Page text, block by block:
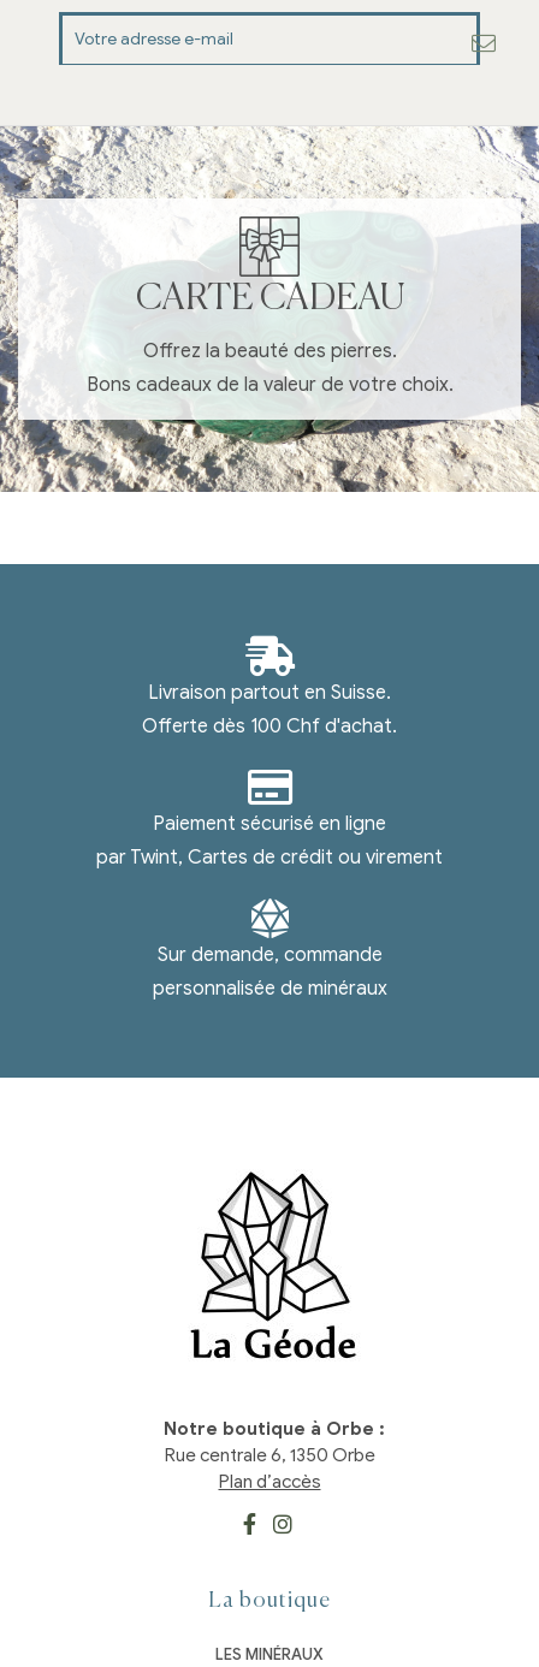
CARTE CADEAU
Offrez la beauté des pierres.
Bons cadeaux de la valeur de votre choix.
Livraison partout en Suisse.
Offerte dès 100 Chf d'achat.
Paiement sécurisé en ligne
par Twint, Cartes de crédit ou virement
Sur demande, commande
personnalisée de minéraux
La boutique
LES MINÉRAUX
Notre boutique à Orbe :
Rue centrale 6, 1350 Orbe
Plan d’accès